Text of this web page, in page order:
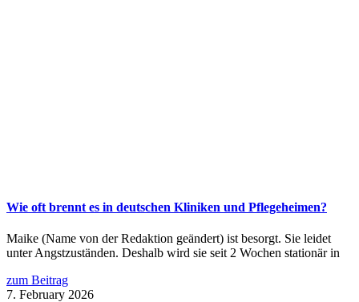
Wie oft brennt es in deutschen Kliniken und Pflegeheimen?
Maike (Name von der Redaktion geändert) ist besorgt. Sie leidet
unter Angstzuständen. Deshalb wird sie seit 2 Wochen stationär in
zum Beitrag
7. February 2026